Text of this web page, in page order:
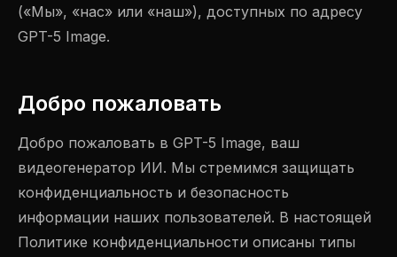
(«Мы», «нас» или «наш»), доступных по адресу
GPT-5 Image.
Добро пожаловать
Добро пожаловать в GPT-5 Image, ваш
видеогенератор ИИ. Мы стремимся защищать
конфиденциальность и безопасность
информации наших пользователей. В настоящей
Политике конфиденциальности описаны типы